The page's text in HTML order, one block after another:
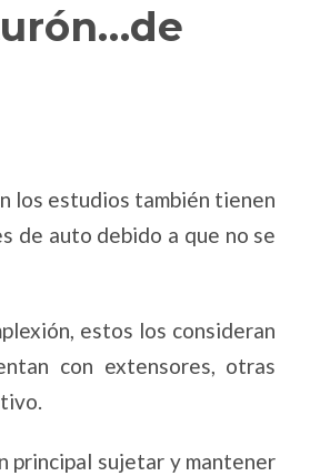
los estudios también tienen
de auto debido a que no se
estos los consideran
con extensores, otras
principal sujetar y mantener